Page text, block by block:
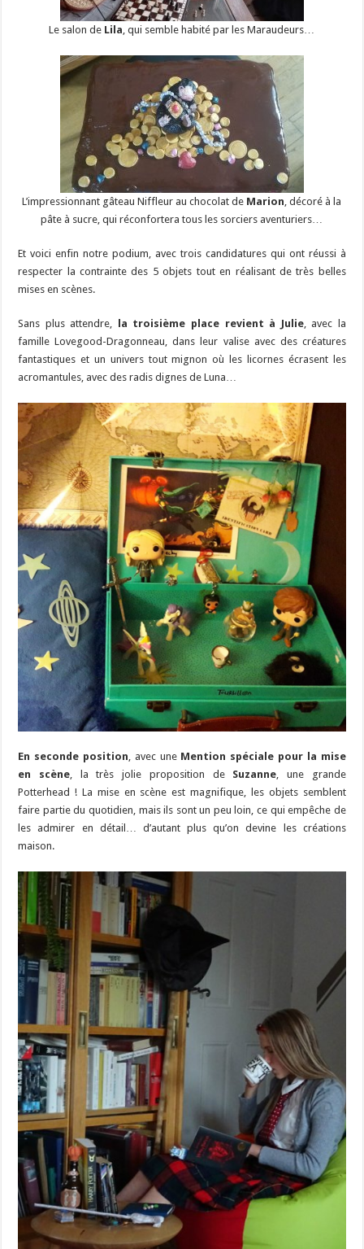
Le salon de Lila, qui semble habité par les Maraudeurs…
L’impressionnant gâteau Niffleur au chocolat de Marion, décoré à la
pâte à sucre, qui réconfortera tous les sorciers aventuriers…
Et voici enfin notre podium, avec trois candidatures qui ont réussi à
respecter la contrainte des 5 objets tout en réalisant de très belles
mises en scènes.
Sans plus attendre, la troisième place revient à Julie, avec la
famille Lovegood-Dragonneau, dans leur valise avec des créatures
fantastiques et un univers tout mignon où les licornes écrasent les
acromantules, avec des radis dignes de Luna…
En seconde position , avec une Mention spéciale pour la mise
en scène, la très jolie proposition de Suzanne , une grande
Potterhead ! La mise en scène est magnifique, les objets semblent
faire partie du quotidien, mais ils sont un peu loin, ce qui empêche de
les admirer en détail… d’autant plus qu’on devine les créations
maison.